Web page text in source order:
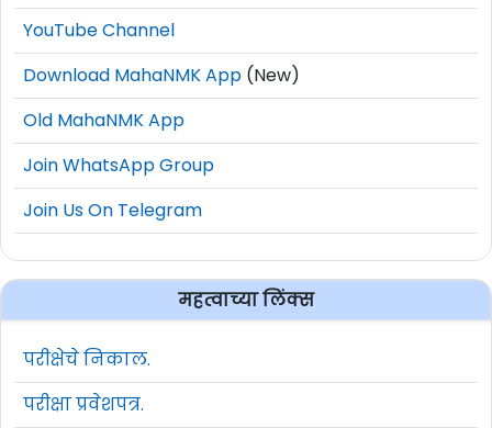
YouTube Channel
Download MahaNMK App (New)
Old MahaNMK App
Join WhatsApp Group
Join Us On Telegram
महत्वाच्या लिंक्स
परीक्षेचे निकाल.
परीक्षा प्रवेशपत्र.